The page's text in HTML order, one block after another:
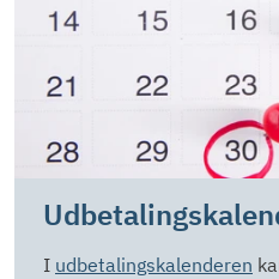
I udbetalingskalenderen